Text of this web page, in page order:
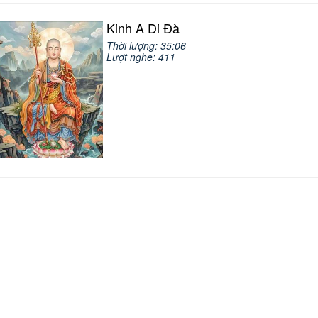
Kinh A Di Đà
Thời lượng: 35:06
Lượt nghe: 411